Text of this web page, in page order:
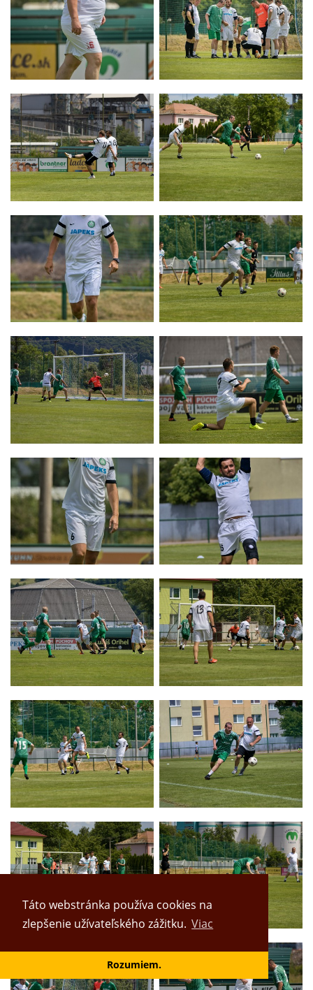
Táto webstránka používa cookies na
zlepšenie užívateľského zážitku. Viac
Rozumiem.